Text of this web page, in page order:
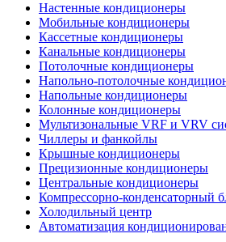
Настенные кондиционеры
Мобильные кондиционеры
Кассетные кондиционеры
Канальные кондиционеры
Потолочные кондиционеры
Напольно-потолочные
Напольные кондиционеры
Колонные кондиционеры
Мультизональные VRF и VRV
Чиллеры и фанкойлы
Крышные кондиционеры
Прецизионные кондиционеры
Центральные кондиционеры
Компрессорно-конденсаторный
Холодильный центр
Автоматизация